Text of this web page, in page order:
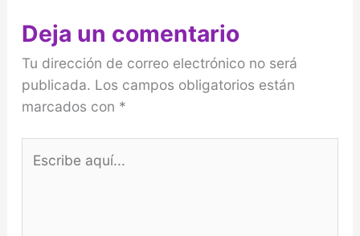
Deja un comentario
Tu dirección de correo electrónico no será
publicada. Los campos obligatorios están
marcados con *
aquí...